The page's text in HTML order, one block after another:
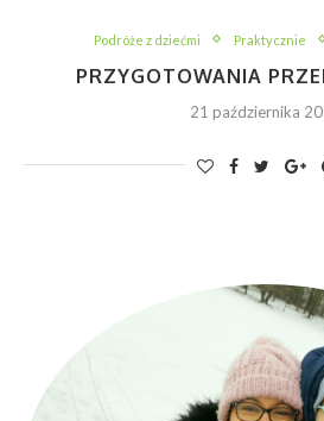
Podróże z dziećmi Praktycznie
PRZYGOTOWANIA
21 października